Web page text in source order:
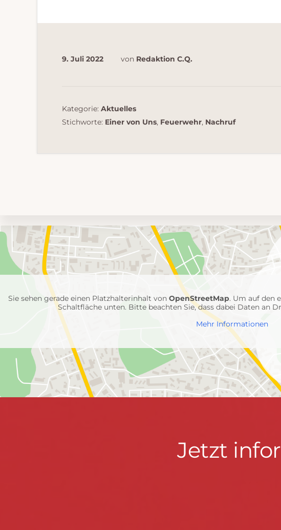
9. Juli 2022 von Redaktion C.Q.
Kategorie: Aktuelles
Stichworte: Einer von Uns, Feuerwehr, Nachruf
Umgebungskarte
mit
Feuerwehr-
Einheiten
Sie sehen gerade einen Platzhalterinhalt vonOpenStreetMap. Um auf den
Schaltfläche unten. Bitte beachten Sie, dass dabei Daten an
Mehr Informationen
Jetzt